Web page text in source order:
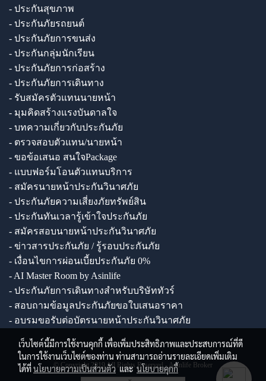
- ประกันสุขภาพ
- ประกันภัยรถยนต์
- ประกันภัยการขนส่ง
- ประกันกลุ่มนักเรียน
- ประกันภัยการก่อสร้าง
- ประกันภัยการเดินทาง
- รับสมัครตัวแทนนายหน้า
- มุมคิดสร้างแรงบันดาลใจ
- บทความเกี่ยวกับประกันภัย
- ตรวจสอบตัวแทน/นายหน้า
- ขอข้อเสนอ สนใจPackage
- แบบฟอร์มโอนตัวแทนบริการ
- สมัครนายหน้าประกันวินาศภัย
- ประกันภัยความเสี่ยงภัยทรัพย์สิน
- ประกันทันเวลารู้เข้าใจประกันภัย
- สมัครสอบนายหน้าประกันวินาศภัย
- ข่าวสารประกันภัย / รู้รอบประกันภัย
- เงื่อนไขการผ่อนเบี้ยประกันภัย 0%
- AI Master Room by Asinlife
- ประกันภัยการเดินทางสำหรับบริษัททัวร์
- สอบถามข้อมูลประกันภัยขอใบเสนอราคา
- อบรมขอรับต่อบัตรนายหน้าประกันวินาศภัย
© Copyright 2019 All Rights Reserved - Asinlife Broker
เว็บไซต์นี้มีการใช้งานคุกกี้ เพื่อเพิ่มประสิทธิภาพและประสบการณ์ที่ดี
ในการใช้งานเว็บไซต์ของท่าน ท่านสามารถอ่านรายละเอียดเพิ่มเติม
ได้ที่นโยบายความเป็นส่วนตัว และนโยบายคุกกี้